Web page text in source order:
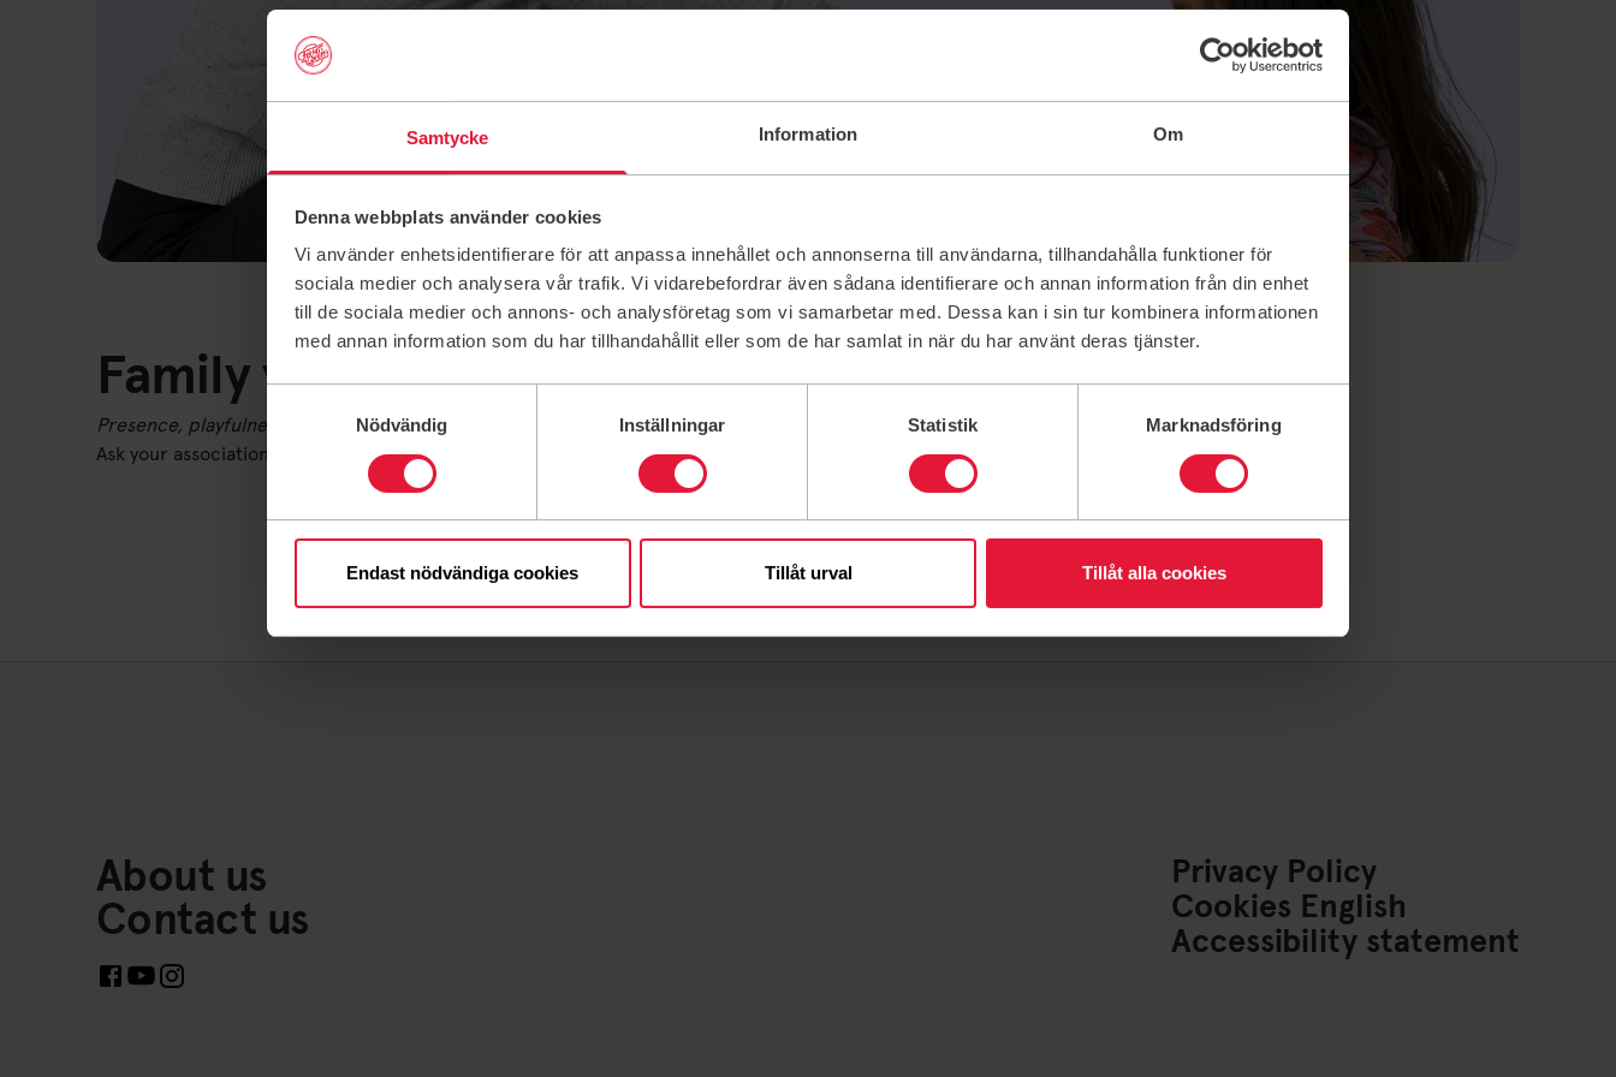
Samtycke Information Om
Denna webbplats använder cookies
Vi använder enhetsidentifierare för att anpassa innehållet och annonserna till användarna, tillhandahålla funktioner för
sociala medier och analysera vår trafik. Vi vidarebefordrar även sådana identifierare och annan information från din enhet
till de sociala medier och annons- och analysföretag som vi samarbetar med. Dessa kan i sin tur kombinera informationen
med annan information som du har tillhandahållit eller som de har samlat in när du har använt deras tjänster.
Nödvändig
Inställningar Statistik Marknadsföring
Endast nödvändiga cookies Tillåt urval Tillåt alla cookies
Family yoga
Presence, playfulness and focus
Ask your association if and when they have Yoga for kids / Yoga för barn.
About us
Contact us
Privacy Policy
Cookies English
Accessibility statement